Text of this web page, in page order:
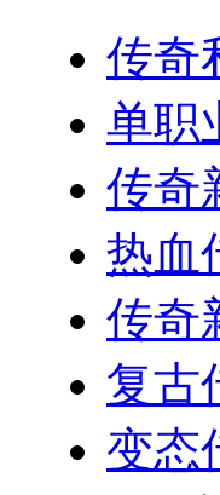
传奇
单职
传奇
热血
传奇
复古
变态